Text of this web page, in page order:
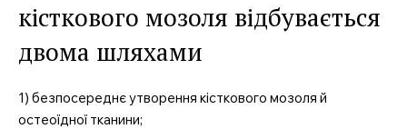
кісткового мозоля відбувається
двома шляхами
1) безпосереднє утворення кісткового мозоля й
остеоїдної тканини;